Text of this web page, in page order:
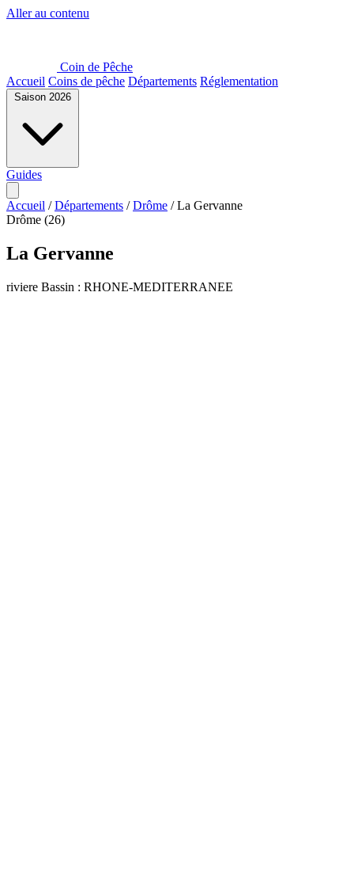
Aller au contenu
Coin de Pêche
Accueil Coins de pêche Départements Réglementation
Saison 2026
Guides
Accueil / Départements / Drôme / La Gervanne
Drôme (26)
La Gervanne
riviere Bassin : RHONE-MEDITERRANEE